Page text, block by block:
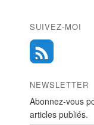
SUIVEZ-MOI
NEWSLETTER
Abonnez-vous
articles publiés.